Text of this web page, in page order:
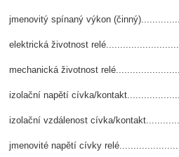
jmenovitý spínaný výkon
elektrická životnost
mechanická životnost
izolační napětí cívka/
izolační vzdálenost cívka/
jmenovité napětí cívky